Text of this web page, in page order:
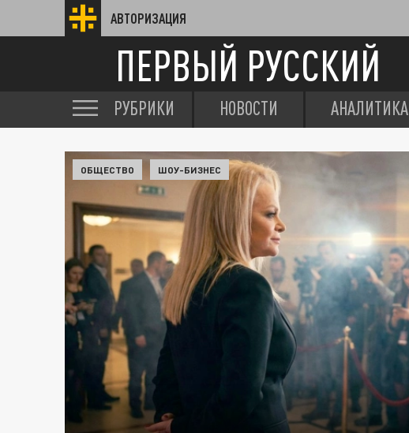
АВТОРИЗАЦИЯ
ПЕРВЫЙ РУССКИЙ
РУБРИКИ НОВОСТИ АНАЛИТИКА
ОБЩЕСТВО ШОУ-БИЗНЕС